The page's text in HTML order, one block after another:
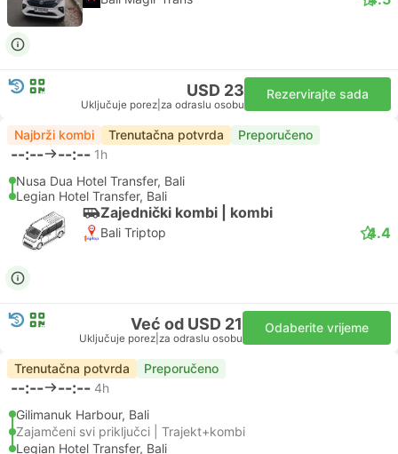
USD 23
Uključuje porez za odraslu osobu
Rezervirajte sada
Najbrži kombi Trenutačna potvrda Preporučeno
--:-- --:-- 1h
Nusa Dua Hotel Transfer, Bali
Legian Hotel Transfer, Bali
Zajednički kombi | kombi
Bali Triptop 4.4
Već od USD 21
Uključuje porez za odraslu osobu
Odaberite vrijeme
Trenutačna potvrda Preporučeno
--:-- --:-- 4h
Gilimanuk Harbour, Bali
Zajamčeni svi priključci | Trajekt+kombi
Legian Hotel Transfer, Bali